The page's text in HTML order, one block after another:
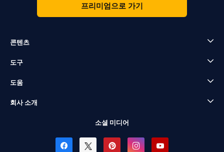
프리미엄으로 가기
콘텐츠
도구
도움
회사 소개
소셜 미디어